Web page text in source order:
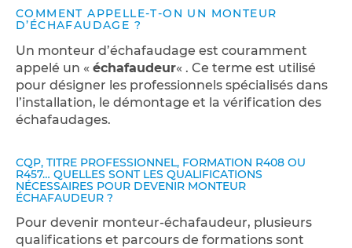
COMMENT APPELLE-T-ON UN MONTEUR
D’ÉCHAFAUDAGE ?
Un monteur d’échafaudage est couramment
appelé un « échafaudeur« . Ce terme est utilisé
pour désigner les professionnels spécialisés dans
l’installation, le démontage et la vérification des
échafaudages.
CQP, TITRE PROFESSIONNEL, FORMATION R408 OU
R457… QUELLES SONT LES QUALIFICATIONS
NÉCESSAIRES POUR DEVENIR MONTEUR
ÉCHAFAUDEUR ?
Pour devenir monteur-échafaudeur, plusieurs
qualifications et parcours de formations sont